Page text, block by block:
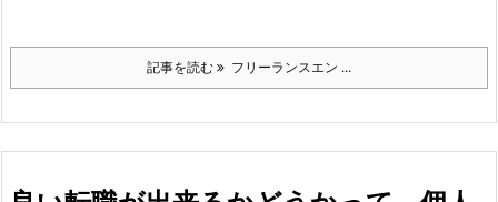
記事を読む フリーランスエン ...